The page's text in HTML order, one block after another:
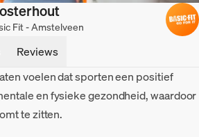
Fit - Amstelveen
Reviews
voelen dat sporten een positief
en fysieke gezondheid, waardoor
te zitten.